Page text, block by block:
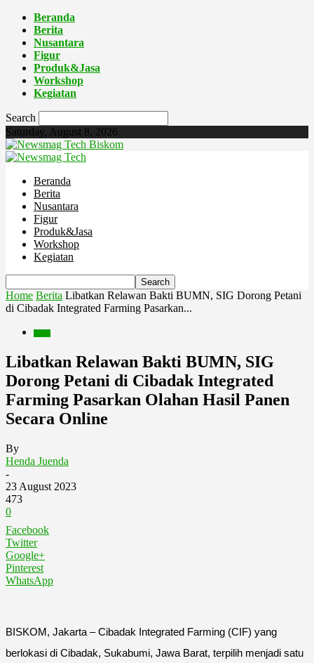
Beranda
Berita
Nusantara
Figur
Produk&Jasa
Workshop
Kegiatan
Search
Saturday, August 8, 2026
Biskom
Beranda
Berita
Nusantara
Figur
Produk&Jasa
Workshop
Kegiatan
Home Berita Libatkan Relawan Bakti BUMN, SIG Dorong Petani
di Cibadak Integrated Farming Pasarkan...
Libatkan Relawan Bakti BUMN, SIG
Dorong Petani di Cibadak Integrated
Farming Pasarkan Olahan Hasil Panen
Secara Online
By
Henda Juenda
-
23 August 2023
473
0
Facebook
Twitter
Google+
Pinterest
WhatsApp
BISKOM, Jakarta – Cibadak Integrated Farming (CIF) yang
berlokasi di Cibadak, Sukabumi, Jawa Barat, terpilih menjadi satu